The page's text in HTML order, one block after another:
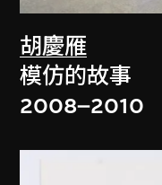
胡慶雁
模仿的故事
2008–2010